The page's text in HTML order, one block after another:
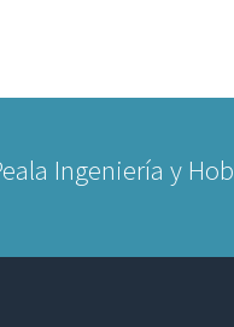
Ingeniería y